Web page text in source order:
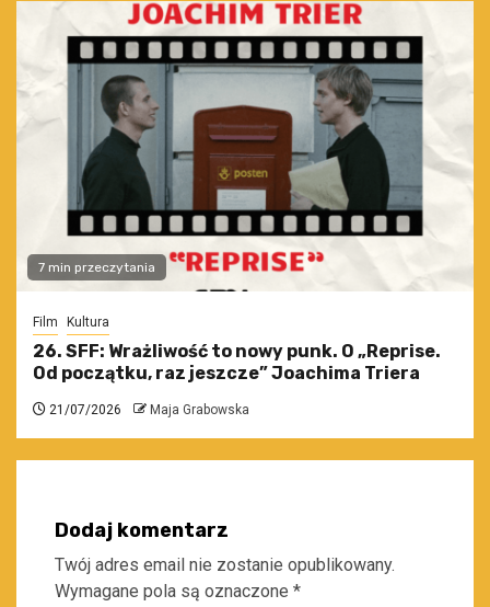
7 min przeczytania
Film Kultura
26. SFF: Wrażliwość to nowy punk. O „Reprise.
Od początku, raz jeszcze” Joachima Triera
21/07/2026 Maja Grabowska
Dodaj komentarz
Twój adres email nie zostanie opublikowany.
Wymagane pola są oznaczone *